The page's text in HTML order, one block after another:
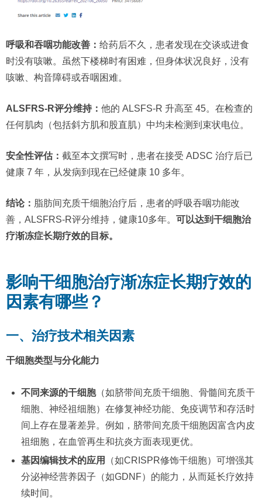
呼吸和吞咽功能改善： 给药后不久，患者发现在交谈或进食
时没有咳嗽。虽然下楼梯时有困难，但身体状况良好，没有
咳嗽、构音障碍或吞咽困难。
ALSFRS-R评分维持： 他的 ALSFS-R 升高至 45。在检查的
任何肌肉（包括斜方肌和股直肌）中均未检测到束状电位。
安全性评估： 截至本文撰写时，患者在接受 ADSC 治疗后已
健康 7 年，从发病到现在已经健康 10 多年。
结论： 脂肪间充质干细胞治疗后，患者的呼吸吞咽功能改
善，ALSFRS-R评分维持，健康10多年。 可以达到干细胞治
疗渐冻症长期疗效的目标。
影响干细胞治疗渐冻症长期疗效的
因素有哪些？
一、治疗技术相关因素
干细胞类型与分化能力
不同来源的干细胞（如脐带间充质干细胞、骨髓间充质干
细胞、神经祖细胞）在修复神经功能、免疫调节和存活时
间上存在显著差异。例如，脐带间充质干细胞因富含内皮
祖细胞，在血管再生和抗炎方面表现更优。
基因编辑技术的应用
（如CRISPR修饰干细胞）可增强其
分泌神经营养因子（如GDNF）的能力，从而延长疗效持
续时间。